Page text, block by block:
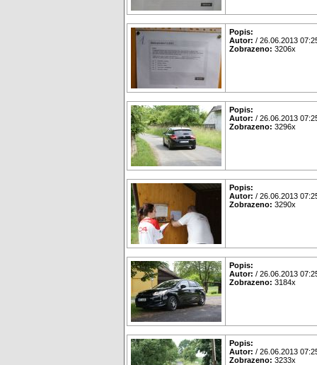
Popis:
Autor: / 26.06.2013
Zobrazeno: 3206x
Popis:
Autor: / 26.06.2013
Zobrazeno: 3296x
Popis:
Autor: / 26.06.2013
Zobrazeno: 3290x
Popis:
Autor: / 26.06.2013
Zobrazeno: 3184x
Popis:
Autor: / 26.06.2013
Zobrazeno: 3233x